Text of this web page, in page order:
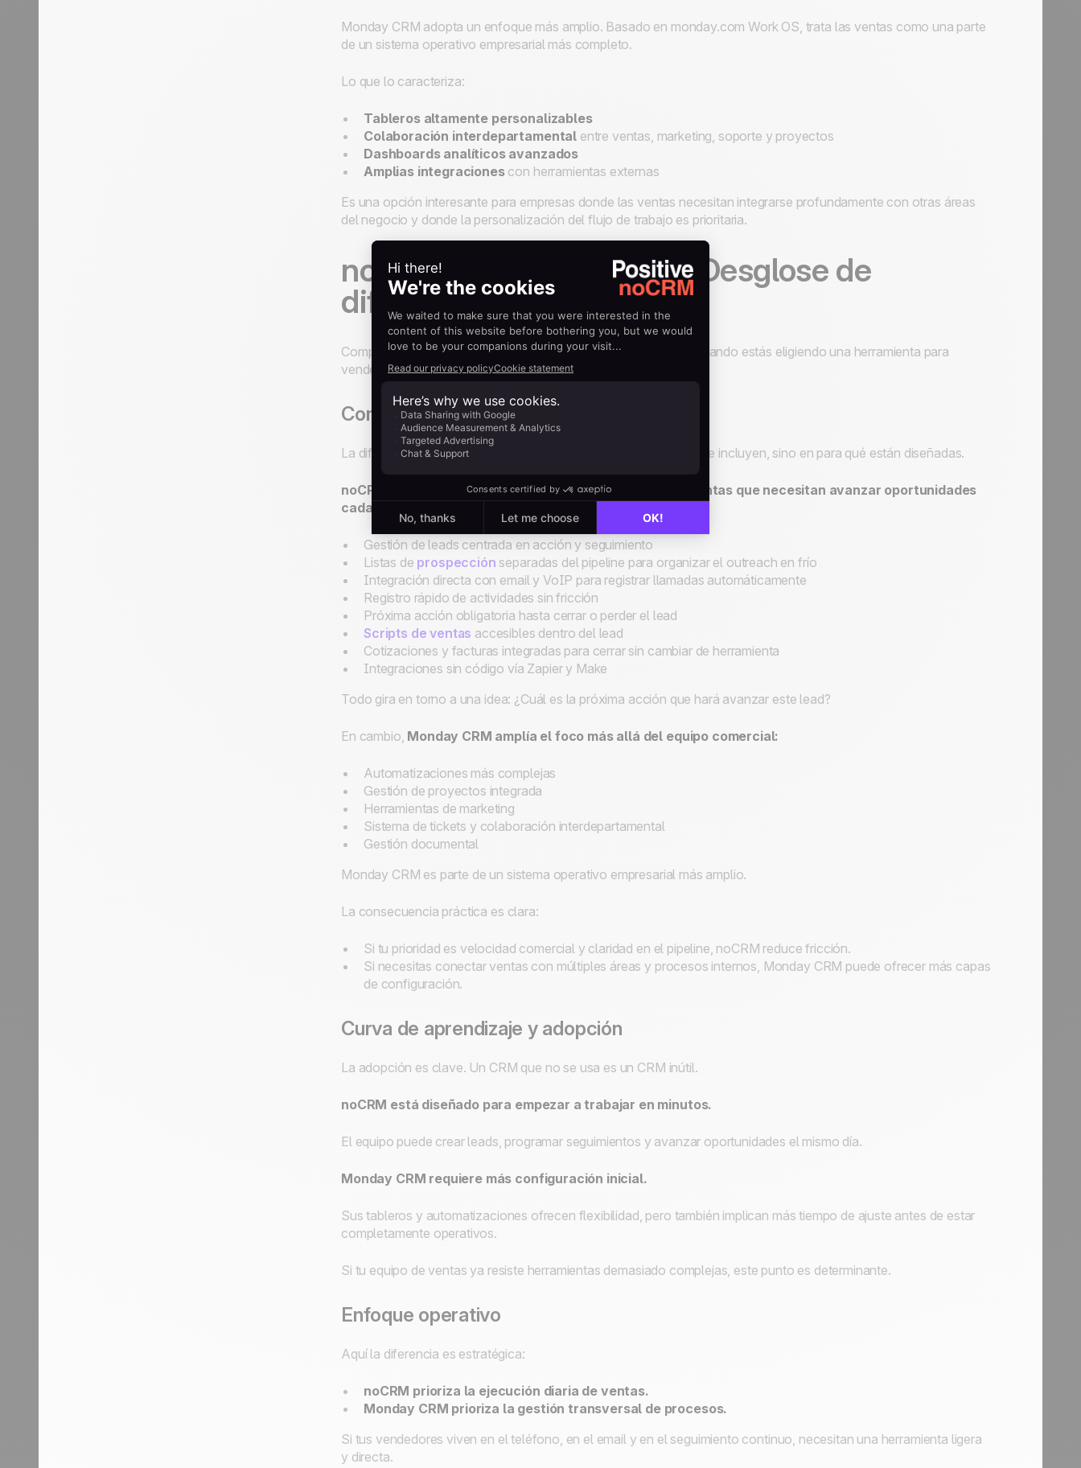
Monday CRM adopta un enfoque más amplio. Basado en monday.com Work OS, trata las ventas como una parte
de un sistema operativo empresarial más completo.
Lo que lo caracteriza:
Tableros altamente personalizables
Colaboración interdepartamental entre ventas, marketing, soporte y proyectos
Dashboards analíticos avanzados
Amplias integracionescon herramientas externas
Es una opción interesante para empresas donde las ventas necesitan integrarse profundamente con otras áreas
del negocio y donde la personalización del flujo de trabajo es prioritaria.
noCRM vs Monday CRM: Desglose de
diferencias clave
Comparemos ambas plataformas en lo que realmente importa cuando estás eligiendo una herramienta para
vender mejor.
Complejidad de funcionalidades
La diferencia entre noCRM y Monday CRM no está solo en lo que incluyen, sino en para qué están diseñadas.
noCRM está pensado exclusivamente para equipos de ventas que necesitan avanzar oportunidades
cada día:
Gestión de leads centrada en acción y seguimiento
Listas de prospección separadas del pipeline para organizar el outreach en frío
Integración directa con email y VoIP para registrar llamadas automáticamente
Registro rápido de actividades sin fricción
Próxima acción obligatoria hasta cerrar o perder el lead
Scripts de ventas accesibles dentro del lead
Cotizaciones y facturas integradas para cerrar sin cambiar de herramienta
Integraciones sin código vía Zapier y Make
Todo gira en torno a una idea: ¿Cuál es la próxima acción que hará avanzar este lead?
En cambio, Monday CRM amplía el foco más allá del equipo comercial:
Automatizaciones más complejas
Gestión de proyectos integrada
Herramientas de marketing
Sistema de tickets y colaboración interdepartamental
Gestión documental
Monday CRM es parte de un sistema operativo empresarial más amplio.
La consecuencia práctica es clara:
Si tu prioridad es velocidad comercial y claridad en el pipeline, noCRM reduce fricción.
Si necesitas conectar ventas con múltiples áreas y procesos internos, Monday CRM puede ofrecer más capas
de configuración.
Curva de aprendizaje y adopción
La adopción es clave. Un CRM que no se usa es un CRM inútil.
noCRM está diseñado para empezar a trabajar en minutos.
El equipo puede crear leads, programar seguimientos y avanzar oportunidades el mismo día.
Monday CRM requiere más configuración inicial.
Sus tableros y automatizaciones ofrecen flexibilidad, pero también implican más tiempo de ajuste antes de estar
completamente operativos.
Si tu equipo de ventas ya resiste herramientas demasiado complejas, este punto es determinante.
Enfoque operativo
Aquí la diferencia es estratégica:
noCRM prioriza la ejecución diaria de ventas.
Monday CRM prioriza la gestión transversal de procesos.
Si tus vendedores viven en el teléfono, en el email y en el seguimiento continuo, necesitan una herramienta ligera
y directa.